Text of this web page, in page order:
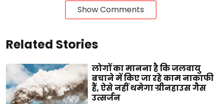
Show Comments
Related Stories
लोगों का मानना है कि जलवायु
बचाने में किए जा रहे काम नाकाफी
हैं, ऐसे नहीं थमेगा ग्रीनहाउस गैस
उत्सर्जन